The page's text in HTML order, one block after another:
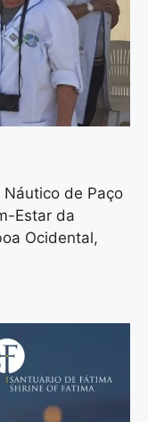
de Paço
Estar da
Ocidental,